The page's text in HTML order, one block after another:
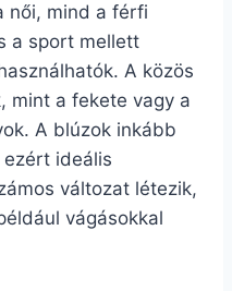
női, mind a férfi
a sport mellett
A közös
mint a fekete vagy a
A blúzok inkább
ideális
változat létezik,
vágásokkal